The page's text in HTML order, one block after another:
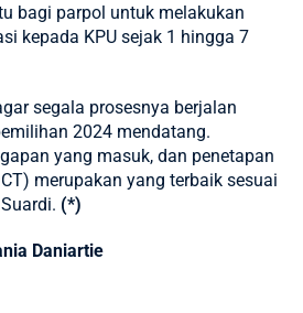
bagi parpol untuk melakukan
kepada KPU sejak 1 hingga 7
segala prosesnya berjalan
2024 mendatang.
yang masuk, dan penetapan
merupakan yang terbaik sesuai
(*)
Daniartie